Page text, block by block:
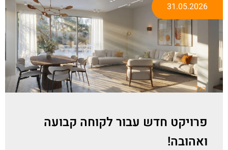
הכל
פרויקט חדש עבור לקוחה קבועה
ואהובה!
31.05.2026